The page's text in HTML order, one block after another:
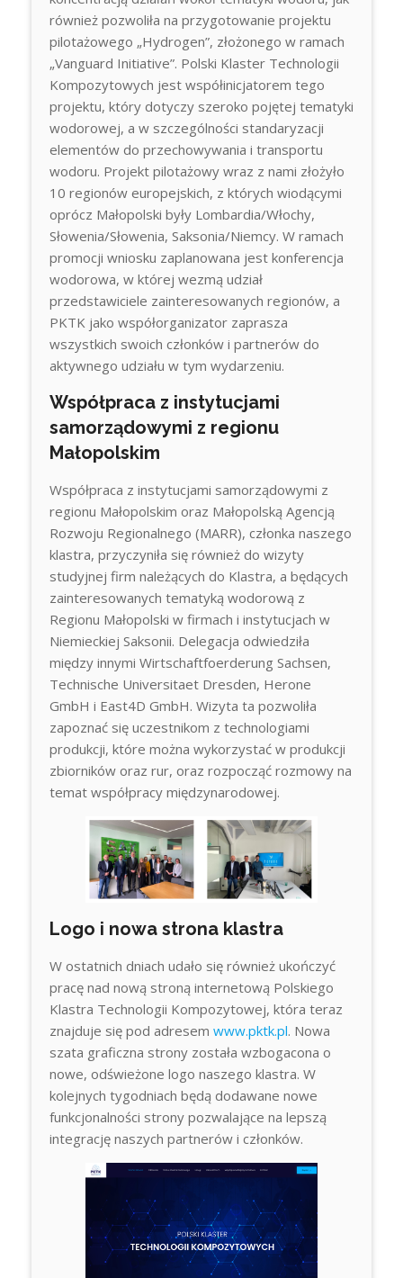
również pozwoliła na przygotowanie projektu
pilotażowego „Hydrogen”, złożonego w ramach
„Vanguard Initiative”. Polski Klaster Technologii
Kompozytowych jest współinicjatorem tego
projektu, który dotyczy szeroko pojętej tematyki
wodorowej, a w szczególności standaryzacji
elementów do przechowywania i transportu
wodoru. Projekt pilotażowy wraz z nami złożyło
10 regionów europejskich, z których wiodącymi
oprócz Małopolski były Lombardia/Włochy,
Słowenia/Słowenia, Saksonia/Niemcy. W ramach
promocji wniosku zaplanowana jest konferencja
wodorowa, w której wezmą udział
przedstawiciele zainteresowanych regionów, a
PKTK jako współorganizator zaprasza
wszystkich swoich członków i partnerów do
aktywnego udziału w tym wydarzeniu.
Współpraca z instytucjami
samorządowymi z regionu
Małopolskim
Współpraca z instytucjami samorządowymi z
regionu Małopolskim oraz Małopolską Agencją
Rozwoju Regionalnego (MARR), członka naszego
klastra, przyczyniła się również do wizyty
studyjnej firm należących do Klastra, a będących
zainteresowanych tematyką wodorową z
Regionu Małopolski w firmach i instytucjach w
Niemieckiej Saksonii. Delegacja odwiedziła
między innymi Wirtschaftfoerderung Sachsen,
Technische Universitaet Dresden, Herone
GmbH i East4D GmbH. Wizyta ta pozwoliła
zapoznać się uczestnikom z technologiami
produkcji, które można wykorzystać w produkcji
zbiorników oraz rur, oraz rozpocząć rozmowy na
temat współpracy międzynarodowej.
Logo i nowa strona klastra
W ostatnich dniach udało się również ukończyć
pracę nad nową stroną internetową Polskiego
Klastra Technologii Kompozytowej, która teraz
znajduje się pod adresem www.pktk.pl. Nowa
szata graficzna strony została wzbogacona o
nowe, odświeżone logo naszego klastra. W
kolejnych tygodniach będą dodawane nowe
funkcjonalności strony pozwalające na lepszą
integrację naszych partnerów i członków.